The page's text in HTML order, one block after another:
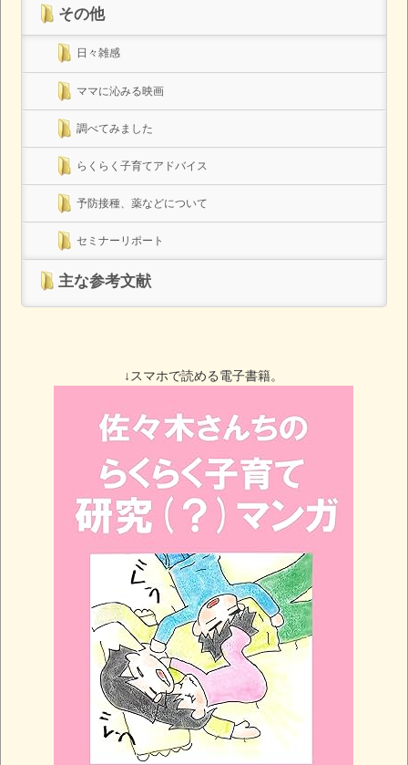
その他
日々雑感
ママに沁みる映画
調べてみました
らくらく子育てアドバイス
予防接種、薬などについて
セミナーリポート
主な参考文献
↓スマホで読める電子書籍。